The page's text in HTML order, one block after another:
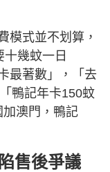
模式並不划算，
十幾蚊一日
最著數」，「去
鴨記年卡150蚊
澳門，鴨記
售後爭議